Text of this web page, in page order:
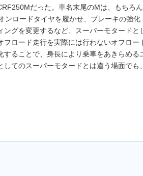
だった。車名末尾のMは、もちろ
ンロードタイヤを履かせ、ブレーキの強
ングを変更するなど、スーパーモタードと
フロード走行を実際には行わないオフロー
することで、身長により乗車をあきらめる
してのスーパーモタードとは違う場面で